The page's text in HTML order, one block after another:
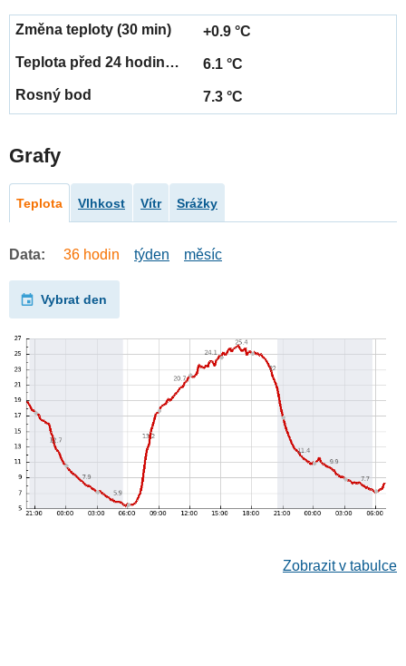
+0.9 °C
6.1 °C
7.3 °C
Grafy
Teplota Vlhkost Vítr Srážky
Data: 36 hodin týden měsíc
Vybrat den
Zobrazit v tabulce